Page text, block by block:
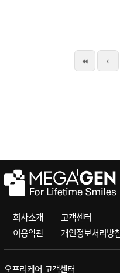
회사소개
이용약관
개인정보처리방
고객센터
오프리케어 고객센터